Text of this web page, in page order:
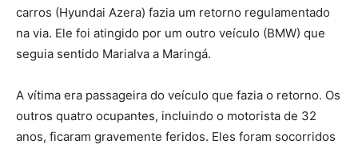
carros (Hyundai Azera) fazia um retorno regulamentado
na via. Ele foi atingido por um outro veículo (BMW) que
seguia sentido Marialva a Maringá.
A vítima era passageira do veículo que fazia o retorno. Os
outros quatro ocupantes, incluindo o motorista de 32
anos, ficaram gravemente feridos. Eles foram socorridos